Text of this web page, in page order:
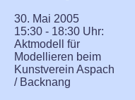
30. Mai 2005
15:30 - 18:30 Uhr:
Aktmodell für
Modellieren beim
Kunstverein Aspach
/ Backnang